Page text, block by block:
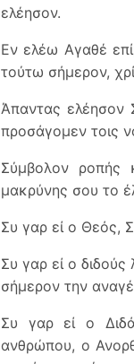
ελέησον.
Εν ελέω Αγαθέ
τούτω σήμερον,
Άπαντας ελέησον
προσάγομεν τοις
Σύμβολον ροπής
μακρύνης σου το
Συ γαρ εί ο Θεός,
Συ γαρ εί ο
σήμερον την
Συ γαρ εί ο
ανθρώπου, ο